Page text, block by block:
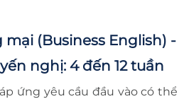
(Business English) -
nghị: 4 đến 12 tuần
ứng yêu cầu đầu vào có thể